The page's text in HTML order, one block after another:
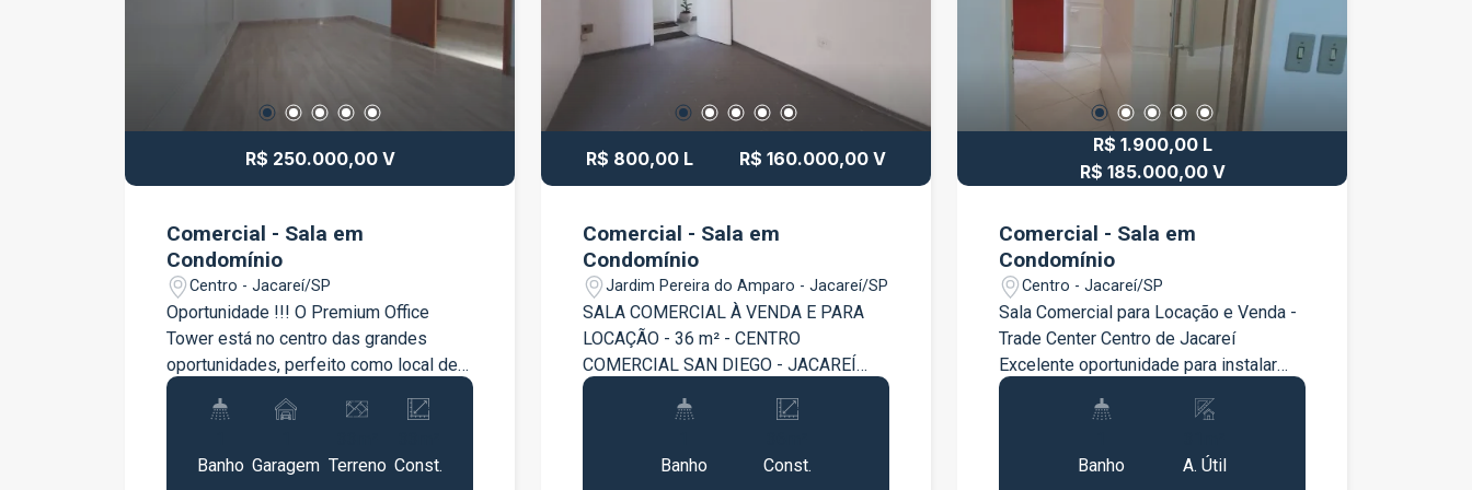
alto padrão Ampla circulação de
pessoas e fácil acesso a
para visitação. Para mais informações
Perfeita para quem busca visibilidade,
praticidade e um endereço valorizado
para o seu negócio. Entre em contato
para mais informações e agende uma
visita.
R$ 250.000,00 V
Comercial - Sala em
Condomínio
Centro - Jacareí/SP
Oportunidade !!! O Premium Office
Tower está no centro das grandes
oportunidades, perfeito como local de
trabalho e excelente como
investimento Localizado no centro da
intenso, agências bancárias, órgãos
Banho Garagem Terreno Const.
R$ 800,00 L R$ 160.000,00 V
Comercial - Sala em
Condomínio
Jardim Pereira do Amparo - Jacareí/SP
SALA COMERCIAL À VENDA E PARA
LOCAÇÃO - 36 m² - CENTRO
COMERCIAL SAN DIEGO - JACAREÍ
Excelente sala comercial disponível
para venda e locação no Centro
localização estratégica, ideal para
Banho
Const.
R$ 1.900,00 L
R$ 185.000,00 V
Comercial - Sala em
Condomínio
Centro - Jacareí/SP
Sala Comercial para Locação e Venda -
Trade Center Centro de Jacareí
Excelente oportunidade para instalar
seu negócio em uma das regiões mais
valorizadas da cidade. Localizada no
esta sala comercial oferece
Banho
A. Útil